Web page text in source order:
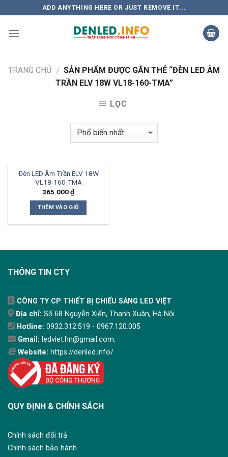
to
content
ADD ANYTHING HERE OR JUST REMOVE IT...
TRANG CHỦ / SẢN PHẨM ĐƯỢC GẮN THẺ “ĐÈN LED ÂM
TRẦN ELV 18W VL18-160-TMA”
LỌC
Đèn LED Âm Trần ELV 18W
VL18-160-TMA
365.000₫
THÊM VÀO GIỎ
THÔNG TIN CTY
CÔNG TY CP THIẾT BỊ CHIẾU SÁNG LED VIỆT
Địa chỉ: Số 68 Nguyễn Xiển, Thanh Xuân, Hà Nội.
Hotline: 0932.312.519 - 0967.120.005
Gmail: ledviet.hn@gmail.com.
Website: https://denled.info/
QUY ĐỊNH & CHÍNH SÁCH
Chính sách đổi trả
Chính sách bảo hành